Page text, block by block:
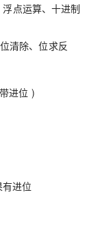
点运算、十进制
清除、位求反
进位 )
进位